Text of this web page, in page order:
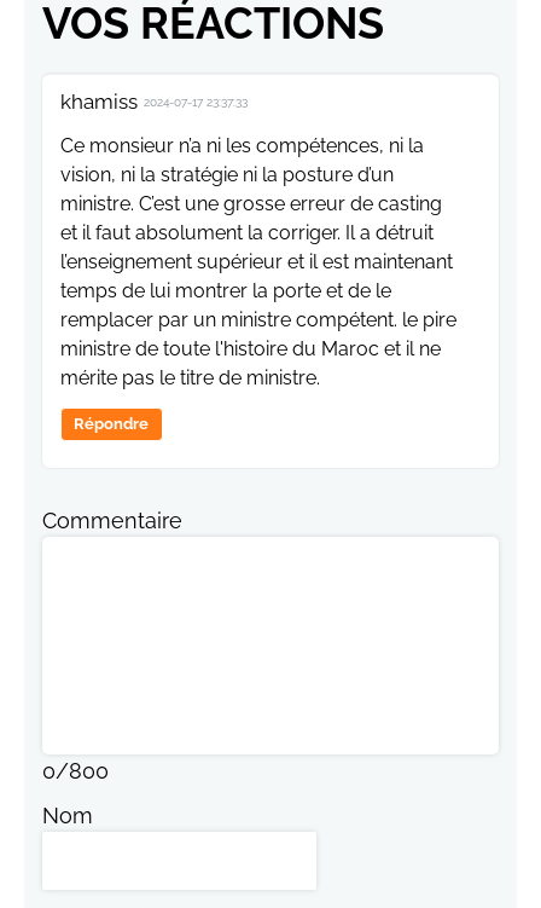
VOS RÉACTIONS
khamiss 2024-07-17 23:37:33
Ce monsieur n’a ni les compétences, ni la
vision, ni la stratégie ni la posture d’un
ministre. C’est une grosse erreur de casting
et il faut absolument la corriger. Il a détruit
l’enseignement supérieur et il est maintenant
temps de lui montrer la porte et de le
remplacer par un ministre compétent. le pire
ministre de toute l'histoire du Maroc et il ne
mérite pas le titre de ministre.
Répondre
Commentaire
0/800
Nom